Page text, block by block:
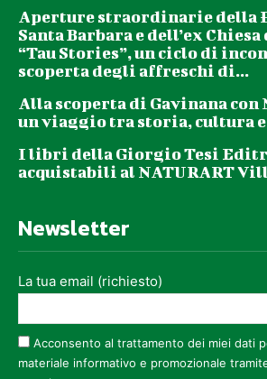
Aperture straordinarie della
Santa Barbara e dell’ex Chiesa
“Tau Stories”, un ciclo di
scoperta degli affreschi di...
Alla scoperta di Gavinana con
un viaggio tra storia, cultura
I libri della Giorgio Tesi
acquistabili al NATURART
Newsletter
La tua email (richiesto)
Acconsento al trattamento dei miei dati
materiale informativo e promozionale